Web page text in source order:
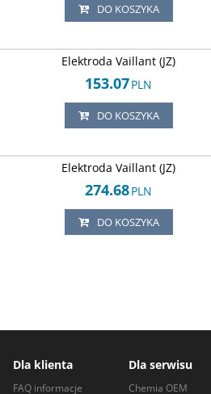
DO KOSZYKA
Elektroda Vaillant (JZ)
153.07PLN
DO KOSZYKA
Elektroda Vaillant (JZ)
274.68PLN
DO KOSZYKA
Dla klienta
FAQ informacje
Dla serwisu
Chemia OEM